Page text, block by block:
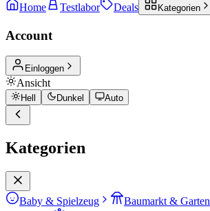
Home Testlabor Deals Kategorien
Account
Einloggen
Ansicht
Hell Dunkel Auto
Kategorien
Baby & Spielzeug Baumarkt & Garten